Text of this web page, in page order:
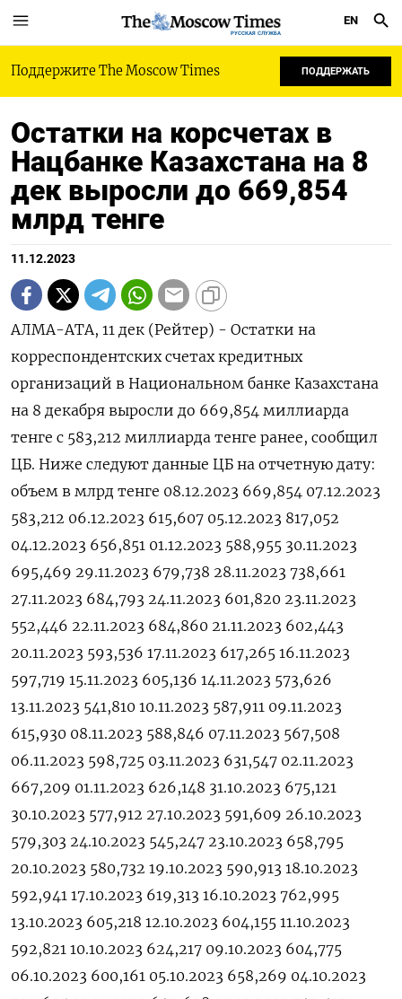
РУССКАЯ СЛУЖБА
EN
Поддержите The Moscow Times ПОДДЕРЖАТЬ
Остатки на корсчетах в
Нацбанке Казахстана на 8
дек выросли до 669,854
млрд тенге
11.12.2023
АЛМА-АТА, 11 дек (Рейтер) - Остатки на
корреспондентских счетах кредитных
организаций в Национальном банке Казахстана
на 8 декабря выросли до 669,854 миллиарда
тенге с 583,212 миллиарда тенге ранее, сообщил
ЦБ. Ниже следуют данные ЦБ на отчетную дату:
объем в млрд тенге 08.12.2023 669,854 07.12.2023
583,212 06.12.2023 615,607 05.12.2023 817,052
04.12.2023 656,851 01.12.2023 588,955 30.11.2023
695,469 29.11.2023 679,738 28.11.2023 738,661
27.11.2023 684,793 24.11.2023 601,820 23.11.2023
552,446 22.11.2023 684,860 21.11.2023 602,443
20.11.2023 593,536 17.11.2023 617,265 16.11.2023
597,719 15.11.2023 605,136 14.11.2023 573,626
13.11.2023 541,810 10.11.2023 587,911 09.11.2023
615,930 08.11.2023 588,846 07.11.2023 567,508
06.11.2023 598,725 03.11.2023 631,547 02.11.2023
667,209 01.11.2023 626,148 31.10.2023 675,121
30.10.2023 577,912 27.10.2023 591,609 26.10.2023
579,303 24.10.2023 545,247 23.10.2023 658,795
20.10.2023 580,732 19.10.2023 590,913 18.10.2023
592,941 17.10.2023 619,313 16.10.2023 762,995
13.10.2023 605,218 12.10.2023 604,155 11.10.2023
592,821 10.10.2023 624,217 09.10.2023 604,775
06.10.2023 600,161 05.10.2023 658,269 04.10.2023